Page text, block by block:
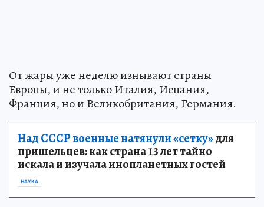
От жары уже неделю изнывают страны
Европы, и не только Италия, Испания,
Франция, но и Великобритания, Германия.
Над СССР военные натянули «сетку»для
пришельцев: как страна 13 лет тайно
искала и изучала инопланетных гостей
НАУКА